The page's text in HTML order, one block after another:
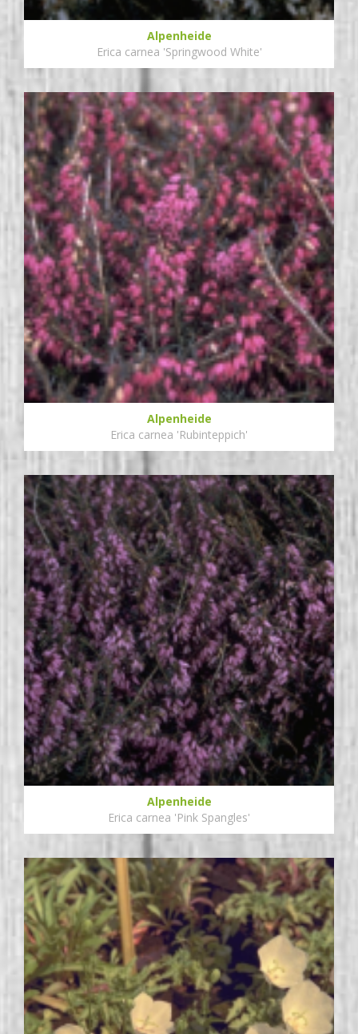
Alpenheide
Erica carnea 'Springwood White'
Alpenheide
Erica carnea 'Rubinteppich'
Alpenheide
Erica carnea 'Pink Spangles'